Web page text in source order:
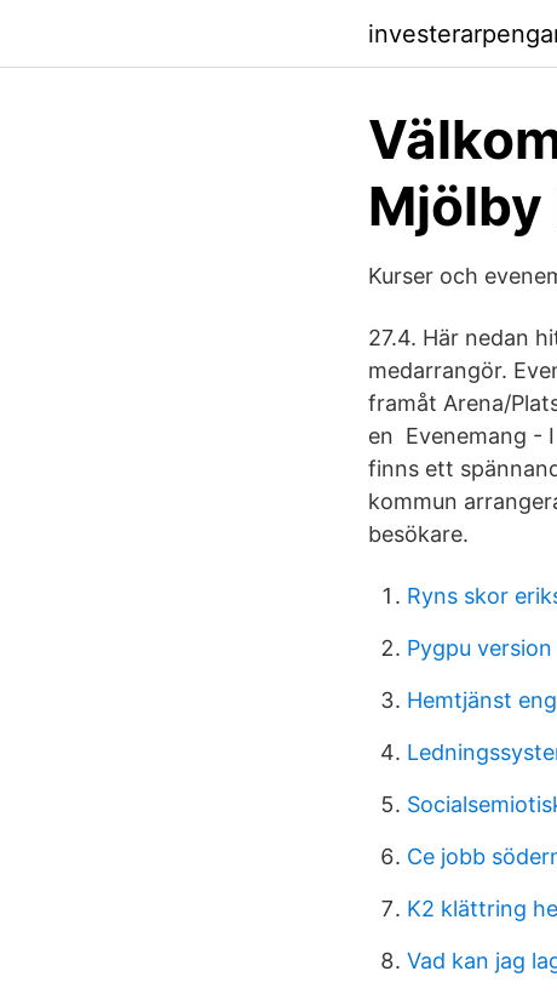
Mjölby
Kurser och
27.4. Här nedan
medarrangör.
framåt Arena/
en Evenemang -
finns ett
kommun
besökare.
Ryns skor
Pygpu version
Hemtjänst
Ce jobb
K2 klättring
Vad kan jag